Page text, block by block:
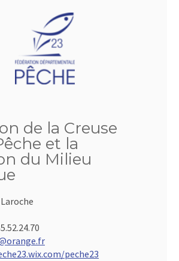
de la Creuse
et la
du Milieu
peche23